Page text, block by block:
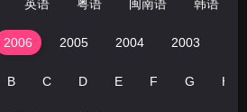
英语 粤语 闽南语 韩语
2006 2005 2004 2003
B C D E F G H